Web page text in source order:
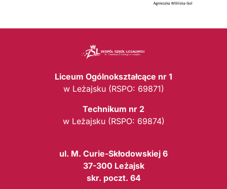
Liceum Ogólnokształcące nr 1
w Leżajsku (RSPO: 69871)
Technikum nr 2
w Leżajsku (RSPO: 69874)
ul. M. Curie-Skłodowskiej 6
37-300 Leżajsk
skr. poczt. 64